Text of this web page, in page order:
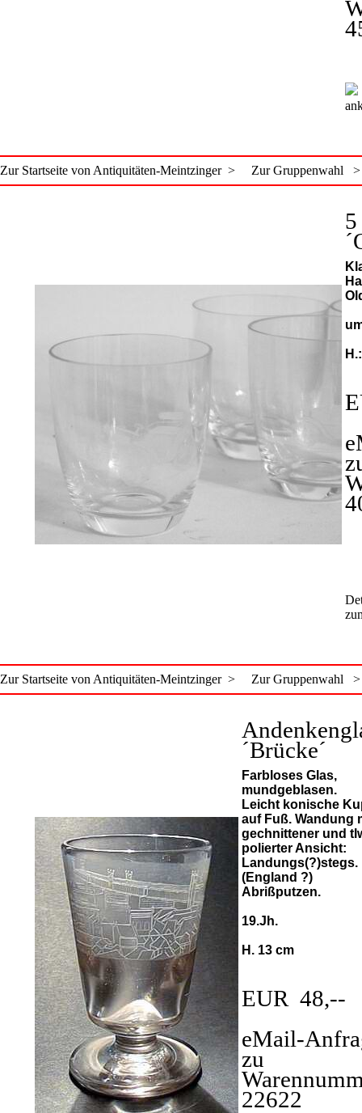
Zur Startseite von Antiquitäten-Meintzinger > Zur Gruppenwahl >
H.:
Zur Startseite von Antiquitäten-Meintzinger > Zur Gruppenwahl >
´Brücke´
Farbloses Glas,
mundgeblasen.
Leicht konische
auf Fuß. Wandung
gechnittener und
polierter Ansicht:
Landungs(?)stegs.
(England ?)
Abrißputzen.
19.Jh.
H. 13 cm
EUR 48,--
eMail-
zu
22622